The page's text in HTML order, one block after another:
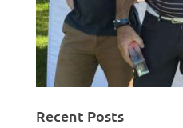
Recent Posts